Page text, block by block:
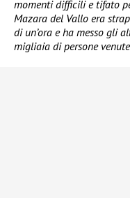
momenti difficili e tifato
Mazara del Vallo era
di un’ora e ha messo gli
migliaia di persone